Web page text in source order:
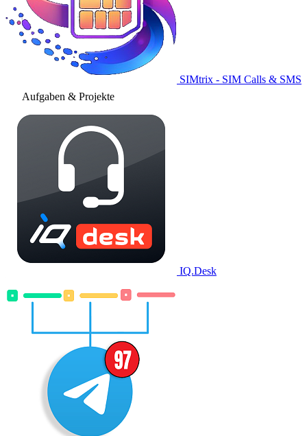
SIMtrix - SIM Calls & SMS
Aufgaben & Projekte
IQ.Desk